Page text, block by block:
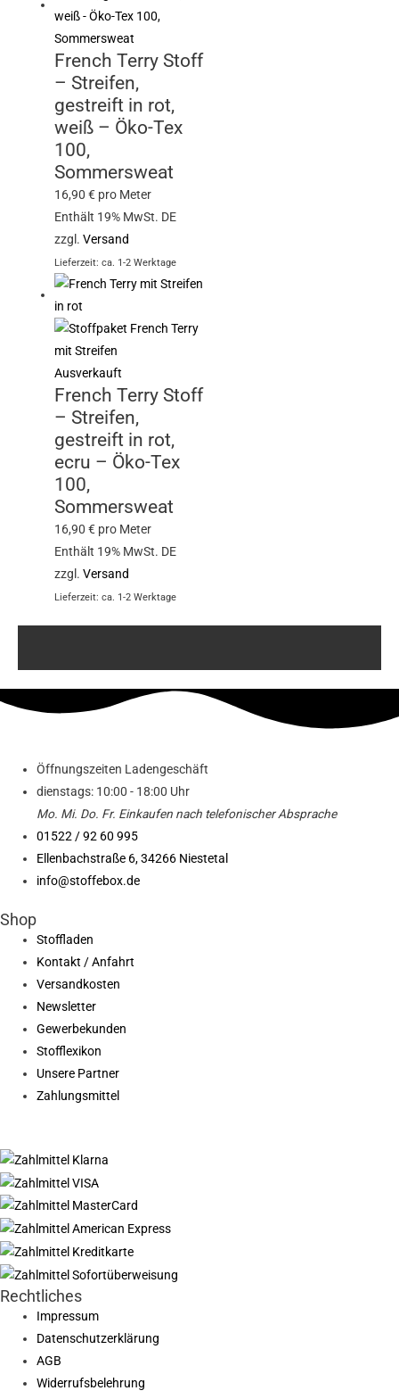
French Terry Stoff
– Streifen,
gestreift in rot,
weiß – Öko-Tex
100,
Sommersweat
16,90€ pro Meter
Enthält 19% MwSt. DE
zzgl.Versand
Lieferzeit: ca. 1-2 Werktage
Ausverkauft
French Terry Stoff
– Streifen,
gestreift in rot,
ecru – Öko-Tex
100,
Sommersweat
16,90€ pro Meter
Enthält 19% MwSt. DE
zzgl.Versand
Lieferzeit: ca. 1-2 Werktage
Öffnungszeiten Ladengeschäft
dienstags: 10:00 - 18:00 Uhr
Mo. Mi. Do. Fr. Einkaufen nach telefonischer Absprache
01522 / 92 60 995
Ellenbachstraße 6, 34266 Niestetal
info@stoffebox.de
Shop
Stoffladen
Kontakt / Anfahrt
Versandkosten
Newsletter
Gewerbekunden
Stofflexikon
Unsere Partner
Zahlungsmittel
Rechtliches
Impressum
Datenschutzerklärung
AGB
Widerrufsbelehrung